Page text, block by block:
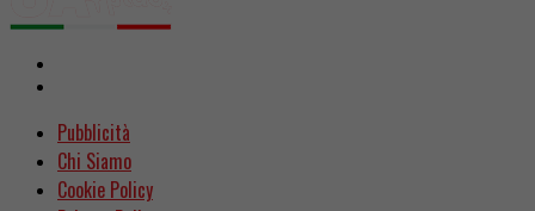
Pubblicità
Chi Siamo
Cookie Policy